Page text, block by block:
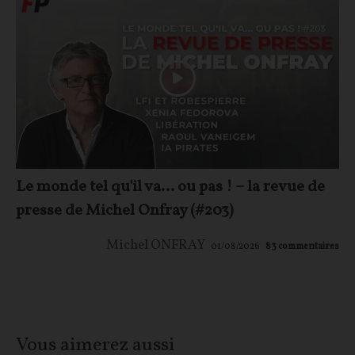
Le monde tel qu'il va… ou pas ! – la revue de
presse de Michel Onfray (#203)
Michel ONFRAY 01/08/2026 83 commentaires
Vous aimerez aussi